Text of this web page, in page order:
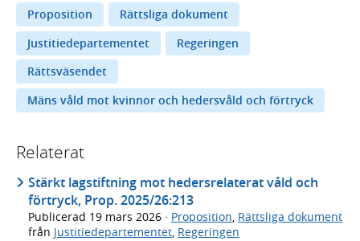
Proposition
Rättsliga dokument
Justitiedepartementet
Regeringen
Rättsväsendet
Mäns våld mot kvinnor och hedersvåld och förtryck
Relaterat
Stärkt lagstiftning mot hedersrelaterat våld och
förtryck, Prop. 2025/26:213
Publicerad 19 mars 2026 · Proposition, Rättsliga dokument
från Justitiedepartementet, Regeringen